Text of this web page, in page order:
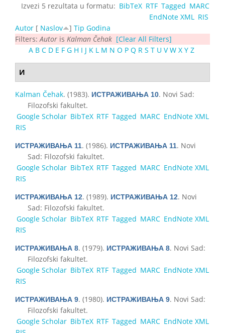
Izvezi 5 rezultata u formatu: BibTeX RTF Tagged MARC
EndNote XML
RIS
Autor [ Naslov ] Tip Godina
Filters: Autor is Kalman Čehak [Clear All Filters]
A B C D E F G H I J K L M N O P Q R S T U V W X Y Z
И
Kalman Čehak. (1983). ИСТРАЖИВАЊА 10. Novi Sad:
Filozofski fakultet.
Google Scholar BibTeX RTF Tagged MARC EndNote XML
RIS
ИСТРАЖИВАЊА 11. (1986). ИСТРАЖИВАЊА 11. Novi
Sad: Filozofski fakultet.
Google Scholar BibTeX RTF Tagged MARC EndNote XML
RIS
ИСТРАЖИВАЊА 12. (1989). ИСТРАЖИВАЊА 12. Novi
Sad: Filozofski fakultet.
Google Scholar BibTeX RTF Tagged MARC EndNote XML
RIS
ИСТРАЖИВАЊА 8. (1979). ИСТРАЖИВАЊА 8. Novi Sad:
Filozofski fakultet.
Google Scholar BibTeX RTF Tagged MARC EndNote XML
RIS
ИСТРАЖИВАЊА 9. (1980). ИСТРАЖИВАЊА 9. Novi Sad:
Filozofski fakultet.
Google Scholar BibTeX RTF Tagged MARC EndNote XML